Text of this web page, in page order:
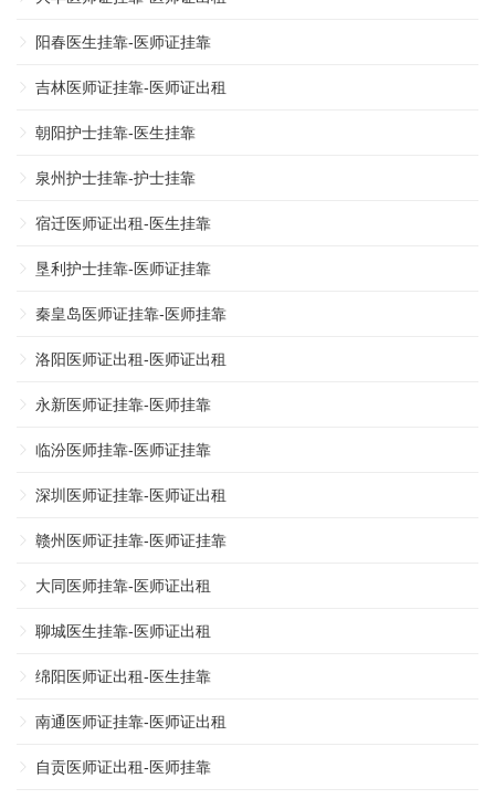
阳春医生挂靠-医师证挂靠
吉林医师证挂靠-医师证出租
朝阳护士挂靠-医生挂靠
泉州护士挂靠-护士挂靠
宿迁医师证出租-医生挂靠
垦利护士挂靠-医师证挂靠
秦皇岛医师证挂靠-医师挂靠
洛阳医师证出租-医师证出租
永新医师证挂靠-医师挂靠
临汾医师挂靠-医师证挂靠
深圳医师证挂靠-医师证出租
赣州医师证挂靠-医师证挂靠
大同医师挂靠-医师证出租
聊城医生挂靠-医师证出租
绵阳医师证出租-医生挂靠
南通医师证挂靠-医师证出租
自贡医师证出租-医师挂靠